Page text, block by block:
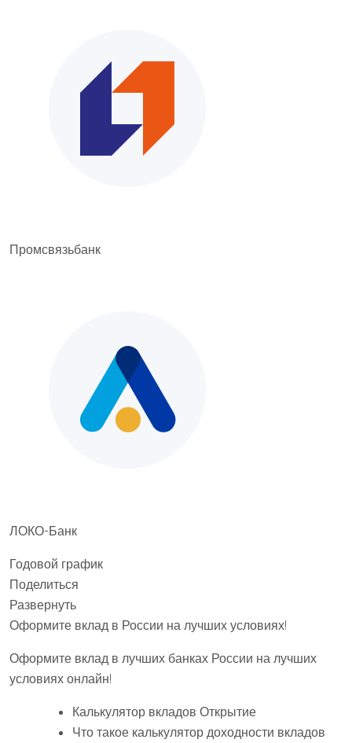
Промсвязьбанк
ЛОКО-Банк
Годовой график
Поделиться
Развернуть
Оформите вклад в России на лучших условиях!
Оформите вклад в лучших банках России на лучших
условиях онлайн!
Калькулятор вкладов Открытие
Что такое калькулятор доходности вкладов